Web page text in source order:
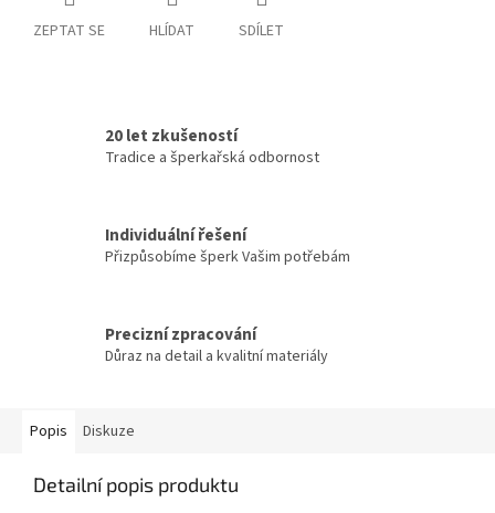
ZEPTAT SE HLÍDAT SDÍLET
20 let zkušeností
Tradice a šperkařská odbornost
Individuální řešení
Přizpůsobíme šperk Vašim potřebám
Precizní zpracování
Důraz na detail a kvalitní materiály
Popis Diskuze
Detailní popis produktu